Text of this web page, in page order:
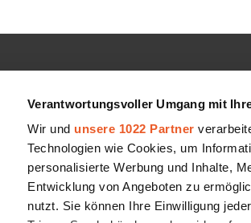
Verantwortungsvoller Umgang mit
Wir und unsere 1022 Partner
Technologien wie Cookies, um
personalisierte Werbung und Inhalte,
Entwicklung von Angeboten zu
nutzt. Sie können Ihre Einwilligung
Jobs
Partner
Kontakt